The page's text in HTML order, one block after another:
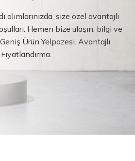
alımlarınızda, size özel avantajlı
Hemen bize ulaşın, bilgi ve
Ürün Yelpazesi. Avantajlı
Fiyatlandırma.